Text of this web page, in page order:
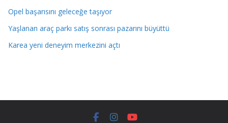
Opel başarısını geleceğe taşıyor
Yaşlanan araç parkı satış sonrası pazarını büyüttü
Karea yeni deneyim merkezini açtı